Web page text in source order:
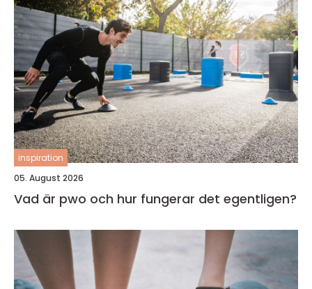
inspiration
05. August 2026
Vad är pwo och hur fungerar det egentligen?